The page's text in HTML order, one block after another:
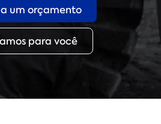
um orçamento
para você